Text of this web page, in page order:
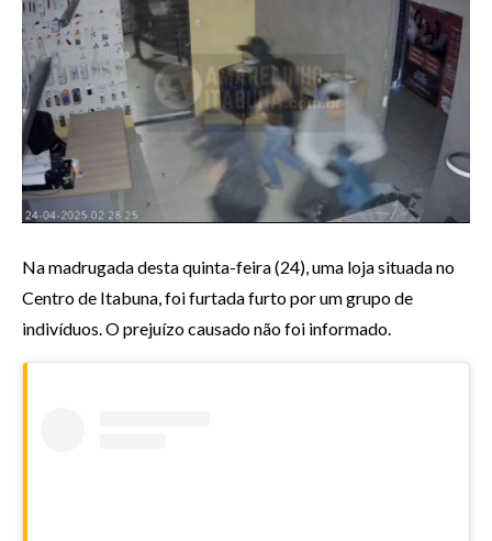
Na madrugada desta quinta-feira (24), uma loja situada no
Centro de Itabuna, foi furtada furto por um grupo de
indivíduos. O prejuízo causado não foi informado.